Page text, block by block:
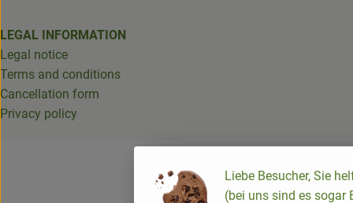
LEGAL INFORMATION
Legal notice
Terms and conditions
Cancellation form
Privacy policy
Liebe Besucher, Sie
(bei uns sind es sogar